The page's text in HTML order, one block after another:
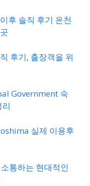
후 솔직 후기 온천
후기, 출장객을 위
Government 숙
실제 이용후
통하는 현대적인